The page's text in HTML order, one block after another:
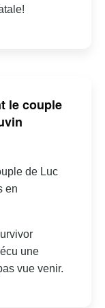
le couple
de Luc
en
une
vue venir.